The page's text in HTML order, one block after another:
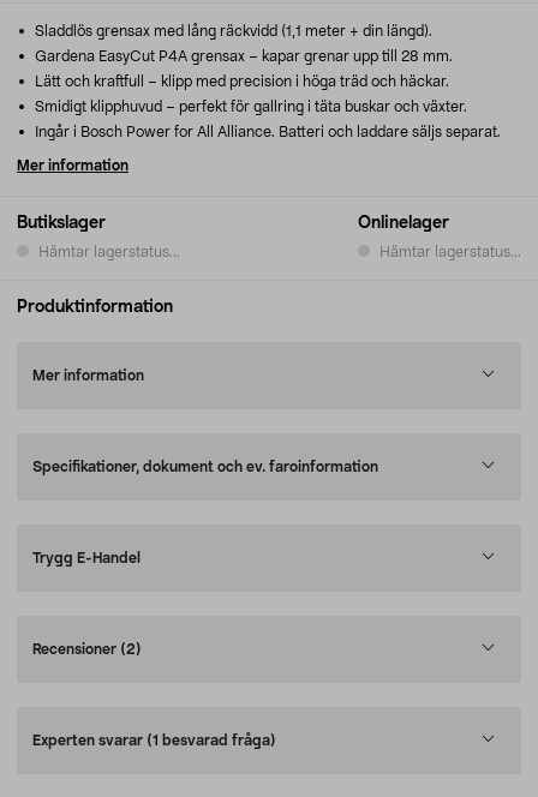
Butikslager
Hämtar lagerstatus...
Onlinelager
Hämtar lagerstatus...
Sladdlös grensax med lång räckvidd (1,1 meter + din längd).
Gardena EasyCut P4A grensax – kapar grenar upp till 28 mm.
Lätt och kraftfull – klipp med precision i höga träd och häckar.
Smidigt klipphuvud – perfekt för gallring i täta buskar och växter.
Ingår i Bosch Power for All Alliance. Batteri och laddare säljs separat.
Mer information
Produktinformation
Mer information
Specifikationer, dokument och ev. faroinformation
Trygg E-Handel
Recensioner (2)
Experten svarar (1 besvarad fråga)